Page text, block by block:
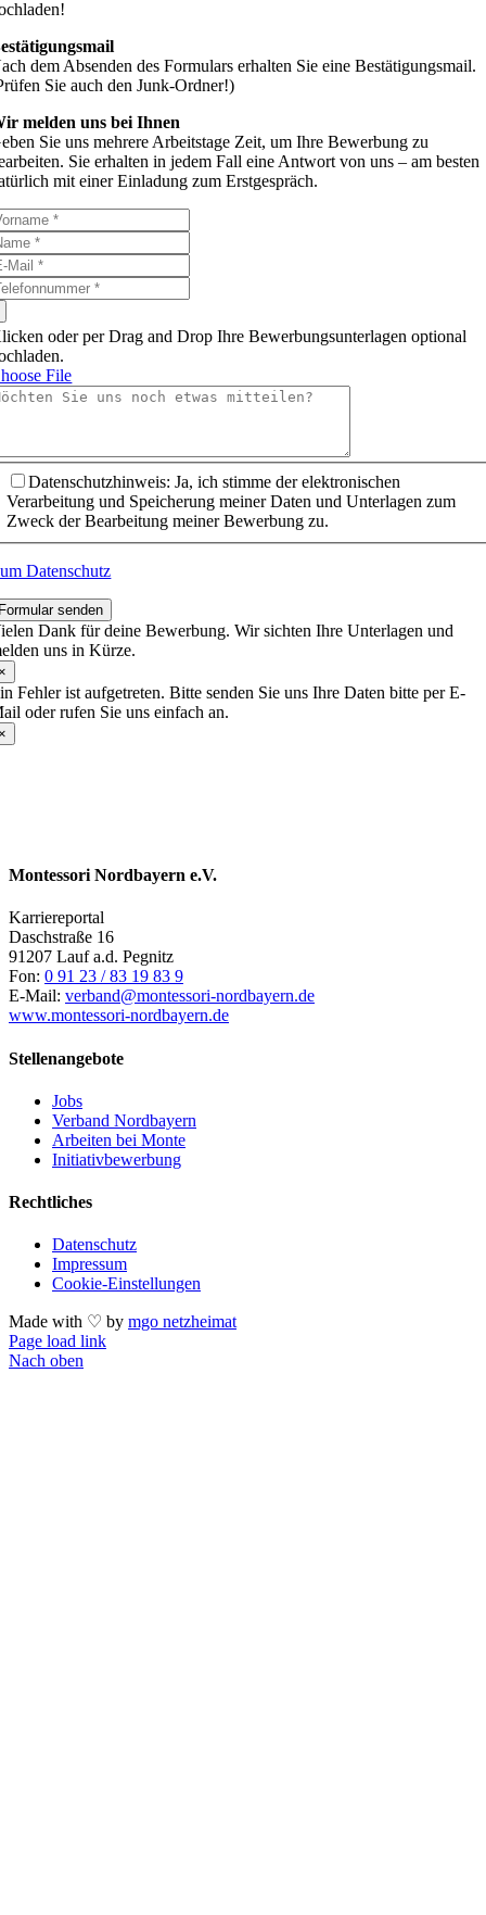
dem Absenden des Formulars erhalten Sie eine Bestätigungsmail.
Sie auch den Junk-Ordner!)
melden uns bei Ihnen
Sie uns mehrere Arbeitstage Zeit, um Ihre Bewerbung zu
Sie erhalten in jedem Fall eine Antwort von uns – am besten
mit einer Einladung zum Erstgespräch.
oder per Drag and Drop Ihre Bewerbungsunterlagen optional
File
Datenschutzhinweis: Ja, ich stimme der elektronischen
Verarbeitung und Speicherung meiner Daten und Unterlagen zum
Zweck der Bearbeitung meiner Bewerbung zu.
Datenschutz
senden
Dank für deine Bewerbung. Wir sichten Ihre Unterlagen und
uns in Kürze.
Fehler ist aufgetreten. Bitte senden Sie uns Ihre Daten bitte per E-
oder rufen Sie uns einfach an.
Montessori Nordbayern e.V.
Karriereportal
Daschstraße 16
91207 Lauf a.d. Pegnitz
Fon: 0 91 23 / 83 19 83 9
E-Mail: verband@montessori-nordbayern.de
www.montessori-nordbayern.de
Stellenangebote
Jobs
Verband Nordbayern
Arbeiten bei Monte
Initiativbewerbung
Rechtliches
Datenschutz
Impressum
Cookie-Einstellungen
Made with ♡ by mgo netzheimat
Page load link
Nach oben